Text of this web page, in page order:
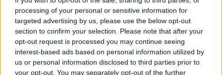
processing of your personal or sensitive information for
targeted advertising by us, please use the below opt-out
section to confirm your selection. Please note that after your
opt-out request is processed you may continue seeing
interest-based ads based on personal information utilized by
us or personal information disclosed to third parties prior to
your opt-out. You may separately opt-out of the further